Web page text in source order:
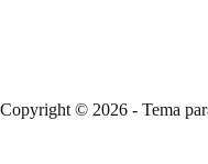
Copyright © 2026 - Tema